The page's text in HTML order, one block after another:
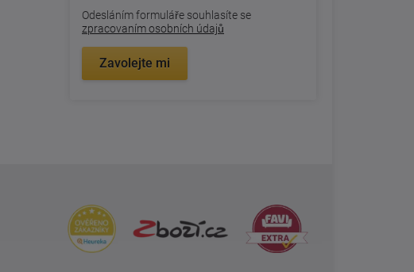
Odesláním formuláře souhlasíte se
zpracovaním osobních údajů
Zavolejte mi